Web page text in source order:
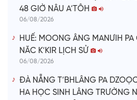
48 GIỜ NÂU A’TÔH
06/08/2026
HUẾ: MOONG ÂNG MANƯIH PA
NĂC K’KIR LỊCH SỬ
06/08/2026
ĐÀ NẴNG T’BHLÂNG PA
HA HỌC SINH LÂNG TRƯỜNG